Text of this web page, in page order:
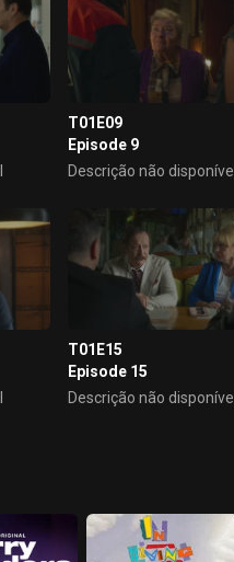
T01E09
Episode 9
Descrição não disponível
T01E15
Episode 15
Descrição não disponível